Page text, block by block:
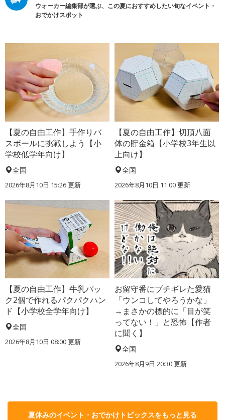
ウォーカー編集部が選ぶ、この夏におすすめしたい旬なイベント・
おでかけスポット
【夏の自由工作】手作りバ
スボールに挑戦しよう【小
学校低学年向け】
全国
2026年8月10日 15:26更新
【夏の自由工作】切頂八面
体の貯金箱【小学校3年生以
上向け】
全国
2026年8月10日 11:00更新
【夏の自由工作】牛乳パッ
ク2個で作れるパクパクハン
ド【小学校全学年向け】
全国
2026年8月10日 08:00更新
お留守番にブチギレた愛猫
「ウンコしてやろうかな」
→まさかの標的に「目が笑
ってない！」と恐怖【作者
に聞く】
全国
2026年8月9日 20:30更新
夏休みのイベント・おでかけトピックスをもっと見る